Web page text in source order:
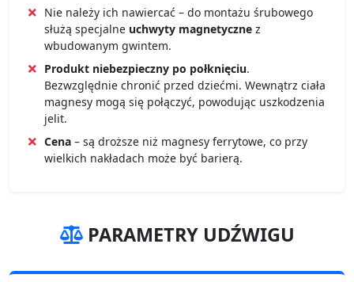
Nie należy ich nawiercać – do montażu śrubowego
służą specjalne uchwyty magnetyczne z
wbudowanym gwintem.
Produkt niebezpieczny po połknięciu.
Bezwzględnie chronić przed dziećmi. Wewnątrz ciała
magnesy mogą się połączyć, powodując uszkodzenia
jelit.
Cena – są droższe niż magnesy ferrytowe, co przy
wielkich nakładach może być barierą.
PARAMETRY UDŹWIGU